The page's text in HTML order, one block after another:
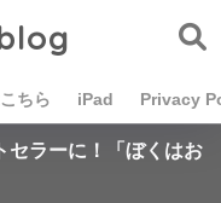
ちら iPad Privacy
セラーに！「ぼくはお